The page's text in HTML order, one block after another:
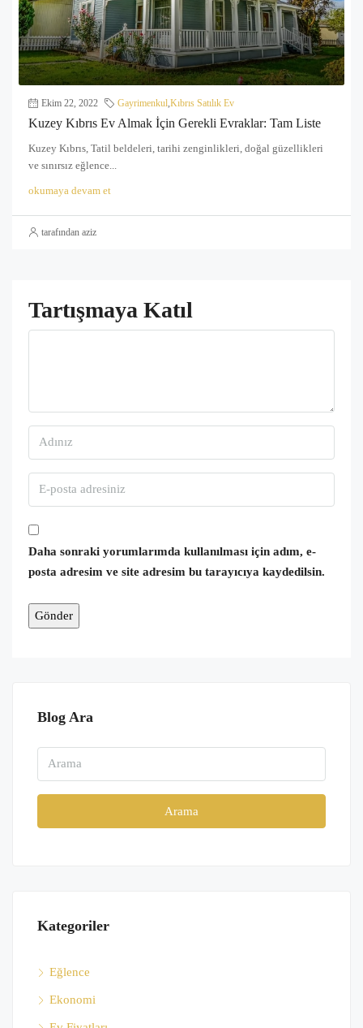
Ekim 22, 2022 Gayrimenkul,Kıbrıs Satılık Ev
Kuzey Kıbrıs Ev Almak İçin Gerekli Evraklar: Tam Liste
Kuzey Kıbrıs, Tatil beldeleri, tarihi zenginlikleri, doğal güzellikleri
ve sınırsız eğlence...
okumaya devam et
tarafından aziz
Tartışmaya Katıl
Daha sonraki yorumlarımda kullanılması için adım, e-
posta adresim ve site adresim bu tarayıcıya kaydedilsin.
Blog Ara
Arama
Kategoriler
Eğlence
Ekonomi